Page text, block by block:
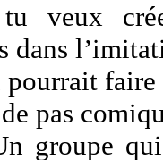
veux
dans
pourrait
pas
groupe